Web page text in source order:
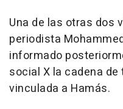
Una de las otras dos
periodista
informado
social X la cadena de
vinculada a Hamás.